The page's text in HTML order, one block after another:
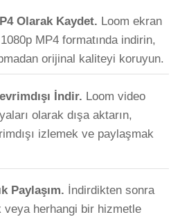
Olarak Kaydet. Loom ekran
MP4 formatında indirin,
orijinal kaliteyi koruyun.
İndir. Loom video
olarak dışa aktarın,
izlemek ve paylaşmak
Paylaşım. İndirdikten sonra
veya herhangi bir hizmetle